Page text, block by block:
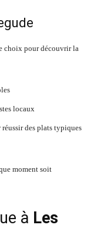
choix pour découvrir la
locaux
des plats typiques
moment soit
à Les